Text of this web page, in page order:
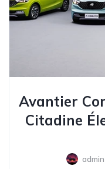
Avantier
Citadine
admin